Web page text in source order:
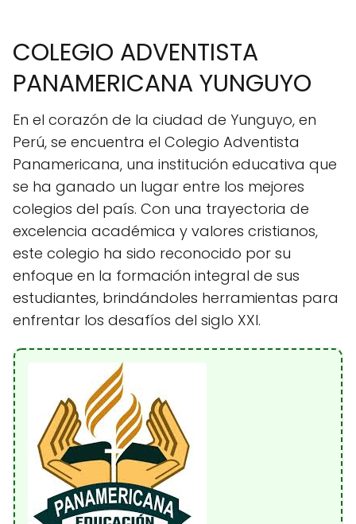
COLEGIO ADVENTISTA
PANAMERICANA YUNGUYO
En el corazón de la ciudad de Yunguyo, en
Perú, se encuentra el Colegio Adventista
Panamericana, una institución educativa que
se ha ganado un lugar entre los mejores
colegios del país. Con una trayectoria de
excelencia académica y valores cristianos,
este colegio ha sido reconocido por su
enfoque en la formación integral de sus
estudiantes, brindándoles herramientas para
enfrentar los desafíos del siglo XXI.